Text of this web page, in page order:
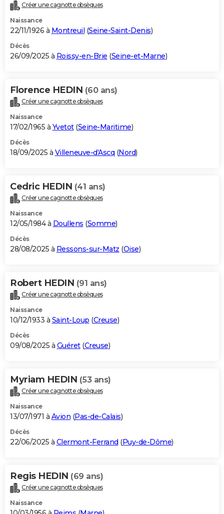
Créer une cagnotte obsèques
Naissance
22/11/1926 à Montreuil (Seine-Saint-Denis)
Décès
26/09/2025 à Roissy-en-Brie (Seine-et-Marne)
Florence HEDIN (60 ans)
Créer une cagnotte obsèques
Naissance
17/02/1965 à Yvetot(Seine-Maritime)
Décès
18/09/2025 à Villeneuve-d'Ascq (Nord)
Cedric HEDIN (41 ans)
Créer une cagnotte obsèques
Naissance
12/05/1984 à Doullens (Somme)
Décès
28/08/2025 à Ressons-sur-Matz (Oise)
Robert HEDIN (91 ans)
Créer une cagnotte obsèques
Naissance
10/12/1933 à Saint-Loup (Creuse)
Décès
09/08/2025 à Guéret(Creuse)
Myriam HEDIN (53 ans)
Créer une cagnotte obsèques
Naissance
13/07/1971 à Avion (Pas-de-Calais)
Décès
22/06/2025 à Clermont-Ferrand (Puy-de-Dôme)
Regis HEDIN (69 ans)
Créer une cagnotte obsèques
Naissance